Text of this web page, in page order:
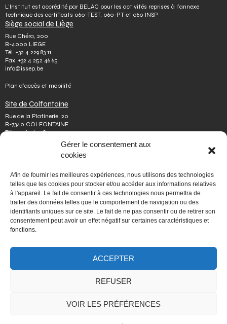
Gérer le consentement aux
cookies
Afin de fournir les meilleures expériences, nous utilisons des technologies
telles que les cookies pour stocker et/ou accéder aux informations relatives
à l'appareil. Le fait de consentir à ces technologies nous permettra de
traiter des données telles que le comportement de navigation ou des
identifiants uniques sur ce site. Le fait de ne pas consentir ou de retirer son
consentement peut avoir un effet négatif sur certaines caractéristiques et
fonctions.
ACCEPTER
REFUSER
VOIR LES PRÉFÉRENCES
L’Institut est accrédité par BELAC pour les activités reprises à l’annexe
technique des certificats 060-TEST, 060-PT et 060 INSP
Siège social de Liège
Rue Chéra, 200
B-4000 LIEGE
Tél. +32 4 229 83 11
Fax. +32 4 252 46 65
info@issep.be
Plan d’accès et mobilité
Site de Colfontaine
Rue de la Platinerie, 20
B-7340 COLFONTAINE
Tél.+32 65 610 813
colfontaine@issep.be
Qui sommes-nous
Travailler chez nous
Effectuer un stage
Poser une question
Autres
Vie privée
Mentions légales
Accessibilité
Fédération Wallonie-Bruxelles